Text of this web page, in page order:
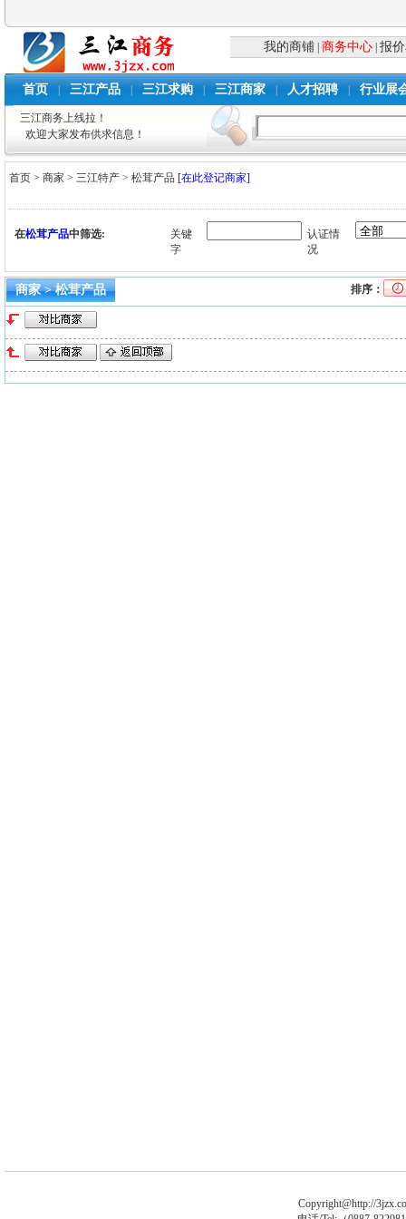
我的商铺 商务中心 |报
首页 三江产品 三江求购 三江商家 人才招聘 行业展
三江商务上线拉！
欢迎大家发布供求信息！
首页 >商家 >三江特产 >松茸产品 [在此登记商家]
在松茸产品中筛选:
关键
字
认证情
况
商家 > 松茸产品 排序：
Copyright@http://